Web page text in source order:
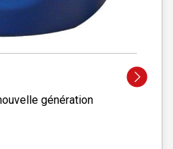
génération